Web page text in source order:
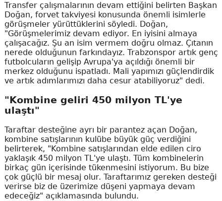
Transfer çalışmalarının devam ettiğini belirten Başkan
Doğan, forvet takviyesi konusunda önemli isimlerle
görüşmeler yürüttüklerini söyledi. Doğan,
"Görüşmelerimiz devam ediyor. En iyisini almaya
çalışacağız. Şu an isim vermem doğru olmaz. Çıtanın
nerede olduğunun farkındayız. Trabzonspor artık genç
futbolcuların gelişip Avrupa'ya açıldığı önemli bir
merkez olduğunu ispatladı. Mali yapımızı güçlendirdik
ve artık adımlarımızı daha cesur atabiliyoruz" dedi.
"Kombine geliri 450 milyon TL'ye
ulaştı"
Taraftar desteğine ayrı bir parantez açan Doğan,
kombine satışlarının kulübe büyük güç verdiğini
belirterek, "Kombine satışlarından elde edilen ciro
yaklaşık 450 milyon TL'ye ulaştı. Tüm kombinelerin
birkaç gün içerisinde tükenmesini istiyorum. Bu bize
çok güçlü bir mesaj olur. Taraftarımız gereken desteği
verirse biz de üzerimize düşeni yapmaya devam
edeceğiz" açıklamasında bulundu.